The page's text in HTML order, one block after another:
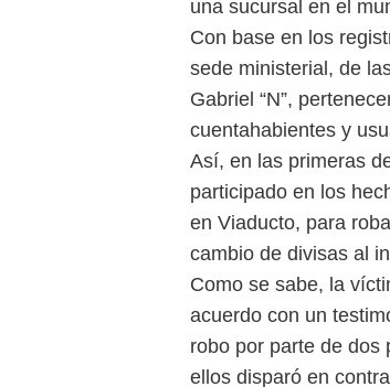
una sucursal en el
Con base en los
sede ministerial, de
Gabriel “N”,
cuentahabientes y
Así, en las primeras
participado en los
en Viaducto, para
cambio de divisas al
Como se sabe, la
acuerdo con un
robo por parte de dos
ellos disparó en